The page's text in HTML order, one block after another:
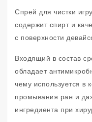
Спрей для чистки
содержит спирт и
с поверхности
Входящий в состав
обладает
чему используется в
промывания ран и
ингредиента при